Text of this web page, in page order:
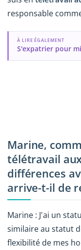
responsable
À LIRE ÉGALEMENT
S'expatrier pour
Marine,
télétravail
différences
arrive-t-il de
Marine : J'ai un
similaire au statut
flexibilité de mes